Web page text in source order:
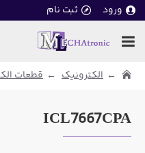
ورود ثبت نام
الکترونیک قطعات
ICL7667CPA